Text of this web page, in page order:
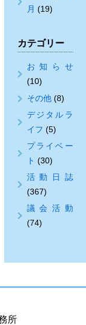
月 (19)
カテゴリー
お知らせ
(10)
その他(8)
デジタルラ
イフ (5)
プライベー
ト (30)
活動日誌
(367)
議会活動
(74)
所